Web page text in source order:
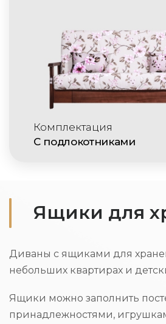
Комплектация
С подлокотниками
Ящики для
Диваны с ящиками для
небольших квартирах и
Ящики можно заполнить
принадлежностями,